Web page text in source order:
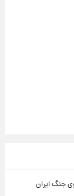
جنگ ایران